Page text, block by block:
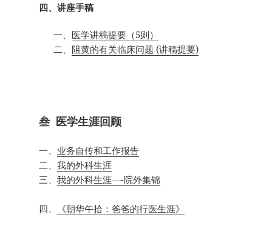
四、讲座手稿
一、 医学讲稿提要（5则）
二、阻黄的有关临床问题 (讲稿提要)
叁 医学生涯回顾
一、 业务自传和工作报告
二、 我的外科生涯
三、 我的外科生涯—-院外集锦
四、 《朝华午拾：爸爸的行医生涯》